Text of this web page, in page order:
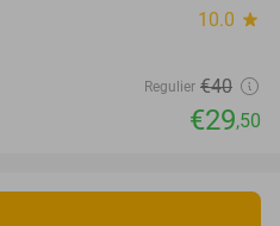
10.0 star
Regulier €40
€29,50